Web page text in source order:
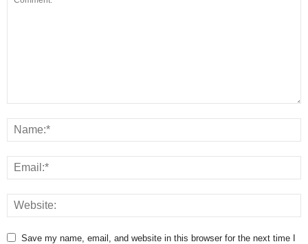
Save my name, email, and website in this browser for the next time I